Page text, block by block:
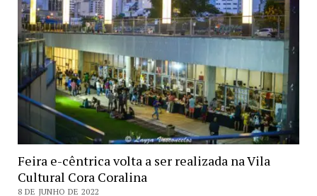
Feira e-cêntrica volta a ser realizada na Vila
Cultural Cora Coralina
8 DE JUNHO DE 2022